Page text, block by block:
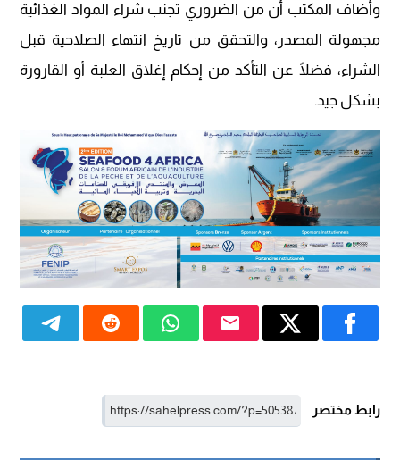
وأضاف المكتب أن من الضروري تجنب شراء المواد الغذائية
مجهولة المصدر، والتحقق من تاريخ انتهاء الصلاحية قبل
الشراء، فضلًا عن التأكد من إحكام إغلاق العلبة أو القارورة
بشكل جيد.
رابط مختصر